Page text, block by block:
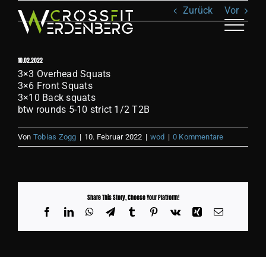
Inhalt
springen
Toggle
TEAM
RECOVERY
SHOP
Zurück Vor
10.02.2022
3×3 Overhead Squats
3×6 Front Squats
3×10 Back squats
btw rounds 5-10 strict 1/2 T2B
Von Tobias Zogg | 10. Februar 2022 | wod | 0 Kommentare
Share This Story, Choose Your Platform!
FacebookLinkedInWhatsApp
TelegramTumblrPinterest
Vk Xing E-